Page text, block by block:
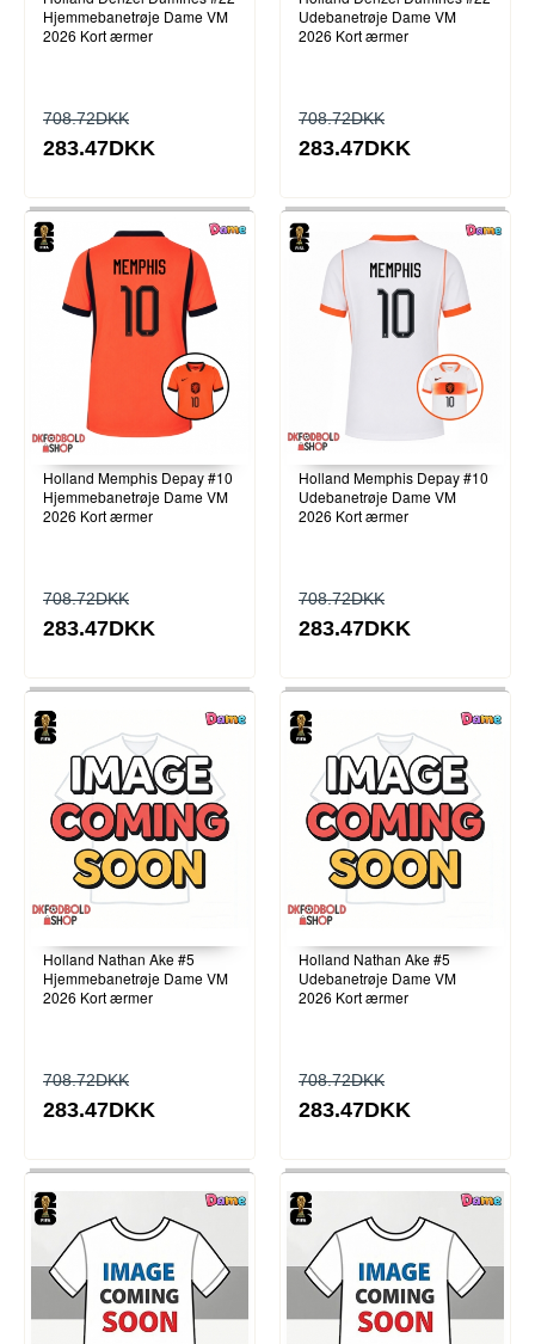
Hjemmebanetrøje Dame VM
2026 Kort ærmer
708.72DKK
283.47DKK
Udebanetrøje Dame VM
2026 Kort ærmer
708.72DKK
283.47DKK
Holland Memphis Depay #10
Hjemmebanetrøje Dame VM
2026 Kort ærmer
708.72DKK
283.47DKK
Holland Memphis Depay #10
Udebanetrøje Dame VM
2026 Kort ærmer
708.72DKK
283.47DKK
Holland Nathan Ake #5
Hjemmebanetrøje Dame VM
2026 Kort ærmer
708.72DKK
283.47DKK
Holland Nathan Ake #5
Udebanetrøje Dame VM
2026 Kort ærmer
708.72DKK
283.47DKK